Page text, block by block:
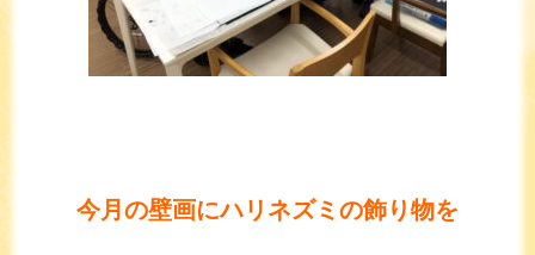
今月の壁画にハリネズミの飾り物を